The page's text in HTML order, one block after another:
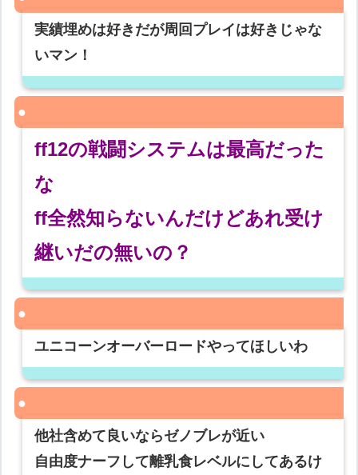
実績埋めは好きだが周回プレイは好きじゃな
いマン！
ff12の戦闘システムは最高だった
な
ff全然知らないんだけどあれ受け
継いだの無いの？
ユニコーンオーバーロードやってほしいわ
他社含めて良いならゼノブレが近い
自由度ナーフして離乳食レベルにしてあるけ